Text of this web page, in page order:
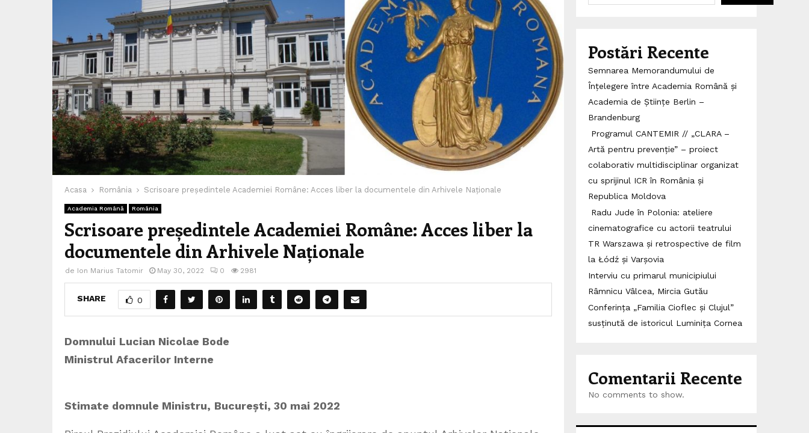
Acasa România Scrisoare președintele Academiei Române: Acces liber la documentele din Arhivele Naționale
Academia Română România
Scrisoare președintele Academiei Române: Acces liber la
documentele din Arhivele Naționale
de Ion Marius Tatomir May 30, 2022 0 2981
SHARE 0
Domnului Lucian Nicolae Bode
Ministrul Afacerilor Interne
Stimate domnule Ministru, București, 30 mai 2022
Postări Recente
Semnarea Memorandumului de
Înțelegere între Academia Română și
Academia de Științe Berlin –
Brandenburg
Programul CANTEMIR // „CLARA –
Artă pentru prevenție” – proiect
colaborativ multidisciplinar organizat
cu sprijinul ICR în România și
Republica Moldova
Radu Jude în Polonia: ateliere
cinematografice cu actorii teatrului
TR Warszawa și retrospective de film
la Łódź și Varșovia
Interviu cu primarul municipiului
Râmnicu Vâlcea, Mircia Gutău
Conferința „Familia Cioflec și Clujul”
susținută de istoricul Luminița Cornea
Comentarii Recente
No comments to show.